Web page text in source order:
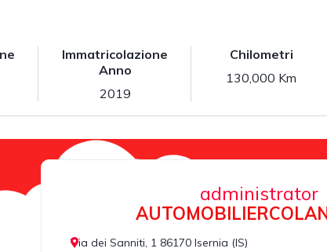
Immatricolazione
Anno
2019
Chilometri
130,000 Km
administrator
Via dei Sanniti, 1 86170 Isernia (IS)